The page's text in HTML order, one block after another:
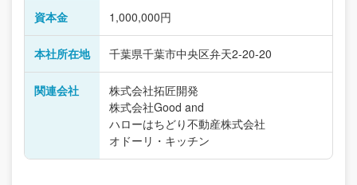
資本金 1,000,000円
本社所在地 千葉県千葉市中央区弁天2-20-20
関連会社
株式会社拓匠開発
株式会社Good and
ハローはちどり不動産株式会社
オドーリ・キッチン